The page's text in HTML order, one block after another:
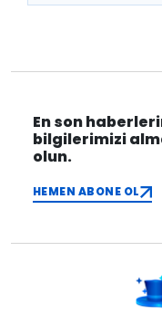
En son
bilgilerimizi
olun.
HEMEN ABONE OL